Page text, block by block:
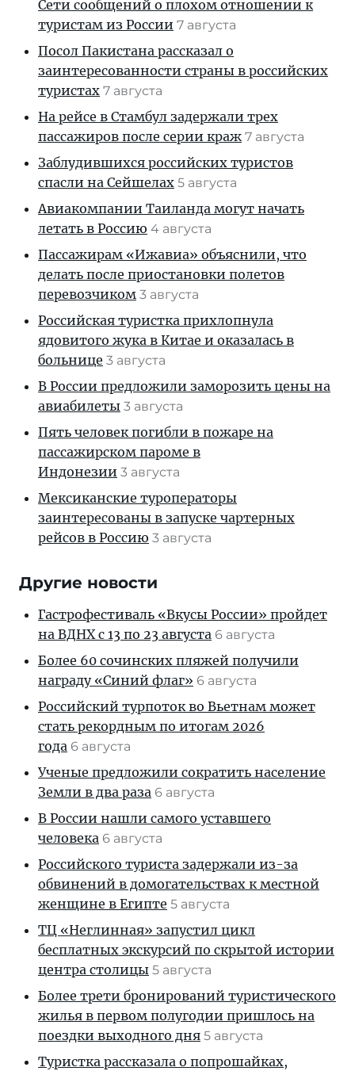
Сети сообщений о плохом отношении к
туристам из России 7 августа
Посол Пакистана рассказал о
заинтересованности страны в российских
туристах 7 августа
На рейсе в Стамбул задержали трех
пассажиров после серии краж 7 августа
Заблудившихся российских туристов
спасли на Сейшелах 5 августа
Авиакомпании Таиланда могут начать
летать в Россию 4 августа
Пассажирам «Ижавиа» объяснили, что
делать после приостановки полетов
перевозчиком 3 августа
Российская туристка прихлопнула
ядовитого жука в Китае и оказалась в
больнице 3 августа
В России предложили заморозить цены на
авиабилеты 3 августа
Пять человек погибли в пожаре на
пассажирском пароме в
Индонезии 3 августа
Мексиканские туроператоры
заинтересованы в запуске чартерных
рейсов в Россию 3 августа
Другие новости
Гастрофестиваль «Вкусы России» пройдет
на ВДНХ с 13 по 23 августа 6 августа
Более 60 сочинских пляжей получили
награду «Синий флаг» 6 августа
Российский турпоток во Вьетнам может
стать рекордным по итогам 2026
года 6 августа
Ученые предложили сократить население
Земли в два раза 6 августа
В России нашли самого уставшего
человека 6 августа
Российского туриста задержали из-за
обвинений в домогательствах к местной
женщине в Египте 5 августа
ТЦ «Неглинная» запустил цикл
бесплатных экскурсий по скрытой истории
центра столицы 5 августа
Более трети бронирований туристического
жилья в первом полугодии пришлось на
поездки выходного дня 5 августа
Туристка рассказала о попрошайках,